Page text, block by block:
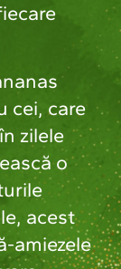
cei, care
zilele
o
acest
amiezele